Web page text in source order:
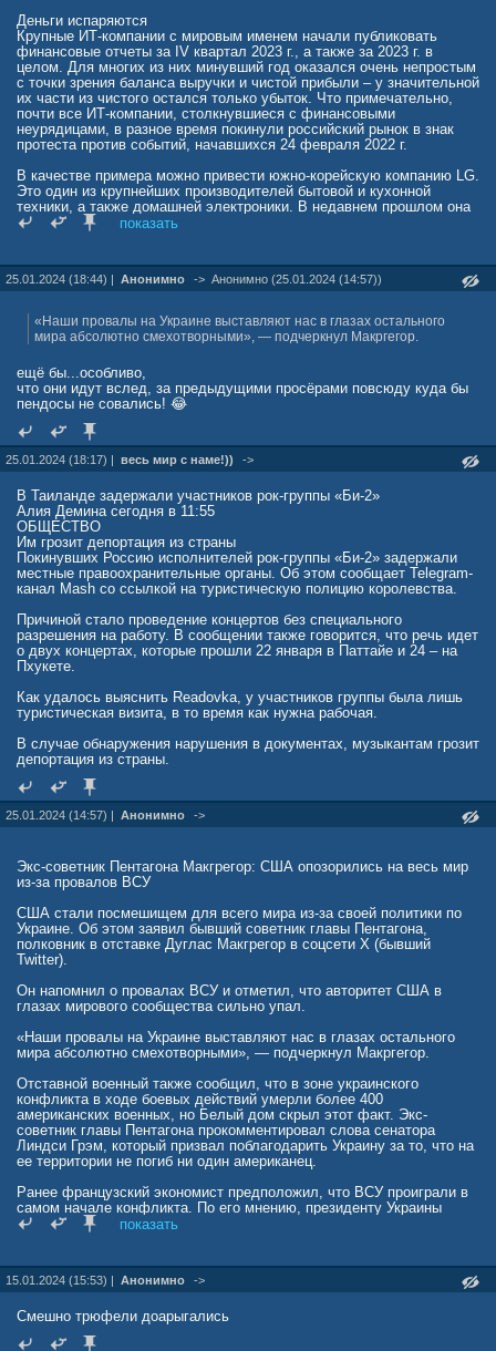
Деньги испаряются
Крупные ИТ-компании с мировым именем начали публиковать
финансовые отчеты за IV квартал 2023 г., а также за 2023 г. в
целом. Для многих из них минувший год оказался очень непростым
с точки зрения баланса выручки и чистой прибыли – у значительной
их части из чистого остался только убыток. Что примечательно,
почти все ИТ-компании, столкнувшиеся с финансовыми
неурядицами, в разное время покинули российский рынок в знак
протеста против событий, начавшихся 24 февраля 2022 г.
В качестве примера можно привести южно-корейскую компанию LG.
Это один из крупнейших производителей бытовой и кухонной
техники, а также домашней электроники. В недавнем прошлом она
также выпускала и смартфоны, но весной 2021 г. закрыла свое
Корейцы сдают позиции
По прошествии немногим менее двух лет компания отчиталась о
чистом убытке – в IV квартале 2023 г. (1 октября – 31 декабря) он
составил 76,4 млрд вон или около $57,3 млн.
cah6.jpgФото: Annie Spratt / Unsplash
2023 год для технокомпаний оказался не самым успешным.
Прогнозы на 2024 год они давать боятся
С одной стороны, это несколько раз меньше чистого убытка за IV
квартал 2022 г. достигшего 212,4 млрд вон. С другой же, III квартал
2023 г. (1 июля – 30 сентября) компания завершила с чистой
прибылью на уровне 482 млрд вон.
Суммарный 2023 г. LG удалось завершить с выручкой на уровне
84,23 трлн вон. Она, конечно, выросла, но лишь на 0,9% год к году.
Чистая прибыль компании за отчетный период, напротив, просела
сразу на 38% – ее падение остановилось на отметке в 1,151 трлн
вон.
У компании Samsung, повернувшейся к России спиной в марте 2022
г. тоже не все гладко. Отчет за IV квартал 2023 г. и за весь год в
целом на момент выхода материала она не успела подготовить, но
есть официальная статистика за III квартал 2023 г., в котором ее
чистая прибыль рухнула на 38% год к году.
показать
25.01.2024 (18:44) | Анонимно -> Анонимно (25.01.2024 (14:57))
«Наши провалы на Украине выставляют нас в глазах остального
мира абсолютно смехотворными», — подчеркнул Макргегор.
ещё бы...особливо,
что они идут вслед, за предыдущими просёрами повсюду куда бы
пендосы не совались! 😂
25.01.2024 (18:17) | весь мир с наме!)) ->
В Таиланде задержали участников рок-группы «Би-2»
Алия Демина сегодня в 11:55
ОБЩЕСТВО
Им грозит депортация из страны
Покинувших Россию исполнителей рок-группы «Би-2» задержали
местные правоохранительные органы. Об этом сообщает Telegram-
канал Mash со ссылкой на туристическую полицию королевства.
Причиной стало проведение концертов без специального
разрешения на работу. В сообщении также говорится, что речь идет
о двух концертах, которые прошли 22 января в Паттайе и 24 – на
Пхукете.
Как удалось выяснить Readovka, у участников группы была лишь
туристическая визита, в то время как нужна рабочая.
В случае обнаружения нарушения в документах, музыкантам грозит
депортация из страны.
25.01.2024 (14:57) | Анонимно ->
Экс-советник Пентагона Макгрегор: США опозорились на весь мир
из-за провалов ВСУ
США стали посмешищем для всего мира из-за своей политики по
Украине. Об этом заявил бывший советник главы Пентагона,
полковник в отставке Дуглас Макгрегор в соцсети X (бывший
Twitter).
Он напомнил о провалах ВСУ и отметил, что авторитет США в
глазах мирового сообщества сильно упал.
«Наши провалы на Украине выставляют нас в глазах остального
мира абсолютно смехотворными», — подчеркнул Макргегор.
Отставной военный также сообщил, что в зоне украинского
конфликта в ходе боевых действий умерли более 400
американских военных, но Белый дом скрыл этот факт. Экс-
советник главы Пентагона прокомментировал слова сенатора
Линдси Грэм, который призвал поблагодарить Украину за то, что на
ее территории не погиб ни один американец.
Ранее французский экономист предположил, что ВСУ проиграли в
самом начале конфликта. По его мнению, президенту Украины
Владимиру Зеленскому следовало как можно скорее провести
показать
15.01.2024 (15:53) | Анонимно ->
Смешно трюфели доарыгались